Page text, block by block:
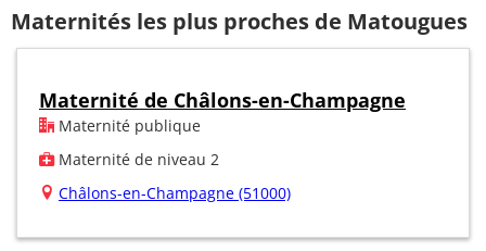
Maternités les plus proches de Matougues
Maternité de Châlons-en-Champagne
Maternité publique
Maternité de niveau 2
Châlons-en-Champagne (51000)